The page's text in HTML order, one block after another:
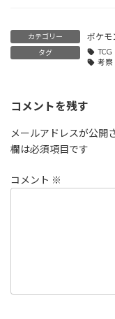
カテゴリー ポケモ
タグ TCG
考察
コメントを残す
メールアドレスが公開
欄は必須項目です
コメント ※